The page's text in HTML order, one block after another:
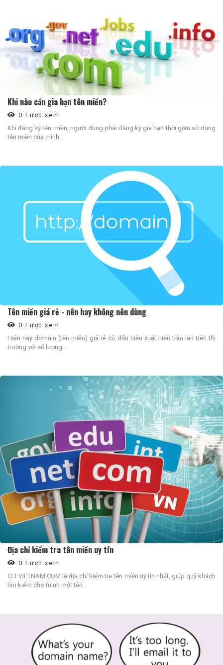
Khi nào cần gia hạn tên miền?
0 Lượt xem
Khi đăng ký tên miền, người dùng phải đăng ký gia hạn thời gian sử dụng
tên miền của mình...
Tên miền giá rẻ - nên hay không nên dùng
0 Lượt xem
Hiện nay domain (tên miền) giá rẻ có dấu hiệu xuất hiện tràn lan trên thị
trường với số lượng...
Địa chỉ kiểm tra tên miền uy tín
0 Lượt xem
CLEVIETNAM.COM là địa chỉ kiểm tra tên miền uy tín nhất, giúp quý khách
tìm kiếm cho mình một tên...